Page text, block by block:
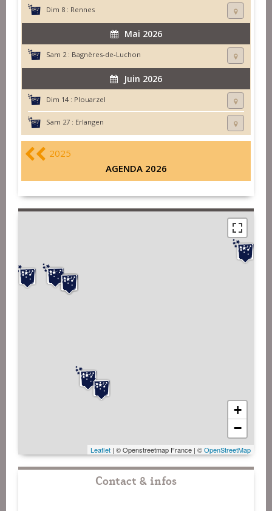
Dim 8 : Rennes
Mai 2026
Sam 2 : Bagnères-de-Luchon
Juin 2026
Dim 14 : Plouarzel
Sam 27 : Erlangen
2025
AGENDA 2026
+
−
Leaflet | © Openstreetmap France | ©OpenStreetMap
Contact & infos